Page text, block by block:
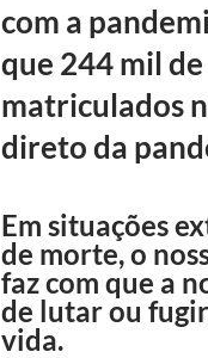
com a
que 244 mil
matriculados
direto da
Em situações
de morte, o
faz com que a
de lutar ou
vida.